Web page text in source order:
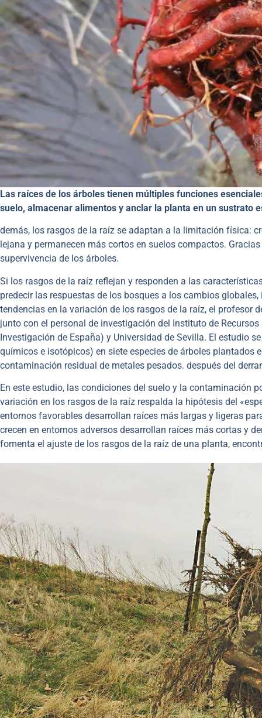
Las raíces de los árboles tienen múltiples funciones
suelo, almacenar alimentos y anclar la planta en un sustrato
demás, los rasgos de la raíz se adaptan a la limitación física:
lejana y permanecen más cortos en suelos compactos.
supervivencia de los árboles.
Si los rasgos de la raíz reflejan y responden a las
predecir las respuestas de los bosques a los cambios
tendencias en la variación de los rasgos de la raíz, el profesor
junto con el personal de investigación del Instituto de
Investigación de España) y Universidad de Sevilla. El estudio
químicos e isotópicos) en siete especies de árboles plantados
contaminación residual de metales pesados. después del
En este estudio, las condiciones del suelo y la contaminación
variación en los rasgos de la raíz respalda la hipótesis del
entornos favorables desarrollan raíces más largas y ligeras
crecen en entornos adversos desarrollan raíces más cortas y
fomenta el ajuste de los rasgos de la raíz de una planta,